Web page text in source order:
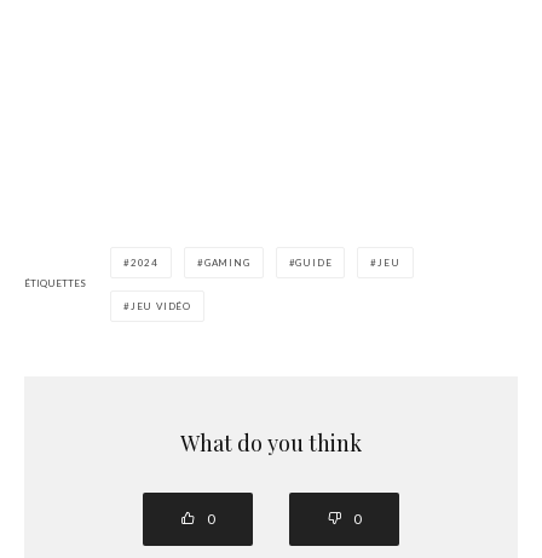
ÉTIQUETTES
2024 GAMING GUIDE JEU
JEU VIDÉO
What do you think
0 0